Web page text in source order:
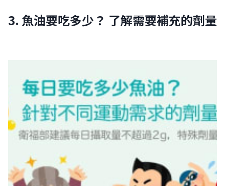
3. 魚油要吃多少？ 了解需要補充的劑量